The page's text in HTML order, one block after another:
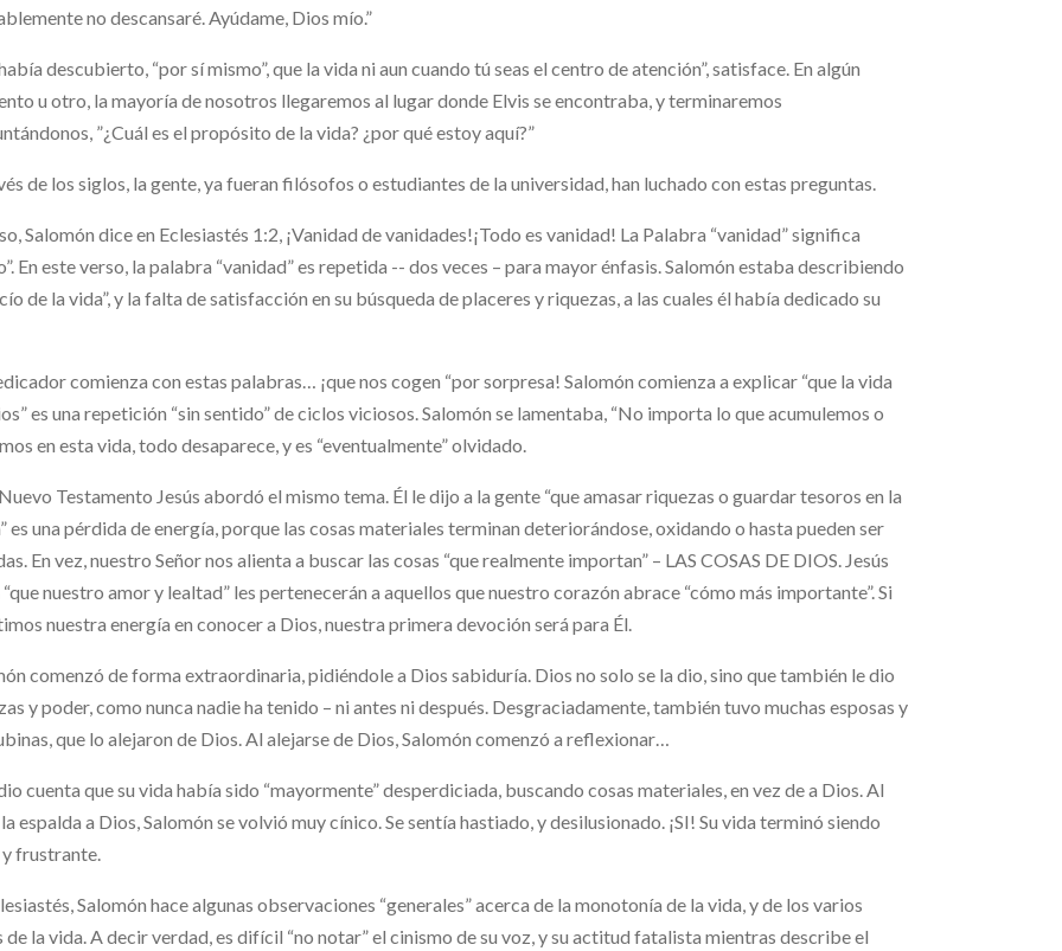
no descansaré. Ayúdame, Dios mío.”
descubierto, “por sí mismo”, que la vida ni aun cuando tú seas el centro de atención”, satisface. En algún
u otro, la mayoría de nosotros llegaremos al lugar donde Elvis se encontraba, y terminaremos
”¿Cuál es el propósito de la vida? ¿por qué estoy aquí?”
de los siglos, la gente, ya fueran filósofos o estudiantes de la universidad, han luchado con estas preguntas.
Salomón dice en Eclesiastés 1:2, ¡Vanidad de vanidades!¡Todo es vanidad! La Palabra “vanidad” significa
En este verso, la palabra “vanidad” es repetida -- dos veces – para mayor énfasis. Salomón estaba describiendo
de la vida”, y la falta de satisfacción en su búsqueda de placeres y riquezas, a las cuales él había dedicado su
comienza con estas palabras… ¡que nos cogen “por sorpresa! Salomón comienza a explicar “que la vida
es una repetición “sin sentido” de ciclos viciosos. Salomón se lamentaba, “No importa lo que acumulemos o
en esta vida, todo desaparece, y es “eventualmente” olvidado.
Testamento Jesús abordó el mismo tema. Él le dijo a la gente “que amasar riquezas o guardar tesoros en la
es una pérdida de energía, porque las cosas materiales terminan deteriorándose, oxidando o hasta pueden ser
En vez, nuestro Señor nos alienta a buscar las cosas “que realmente importan” – LAS COSAS DE DIOS. Jesús
nuestro amor y lealtad” les pertenecerán a aquellos que nuestro corazón abrace “cómo más importante”. Si
nuestra energía en conocer a Dios, nuestra primera devoción será para Él.
comenzó de forma extraordinaria, pidiéndole a Dios sabiduría. Dios no solo se la dio, sino que también le dio
y poder, como nunca nadie ha tenido – ni antes ni después. Desgraciadamente, también tuvo muchas esposas y
que lo alejaron de Dios. Al alejarse de Dios, Salomón comenzó a reflexionar…
cuenta que su vida había sido “mayormente” desperdiciada, buscando cosas materiales, en vez de a Dios. Al
espalda a Dios, Salomón se volvió muy cínico. Se sentía hastiado, y desilusionado. ¡SI! Su vida terminó siendo
frustrante.
Salomón hace algunas observaciones “generales” acerca de la monotonía de la vida, y de los varios
de la vida. A decir verdad, es difícil “no notar” el cinismo de su voz, y su actitud fatalista mientras describe el